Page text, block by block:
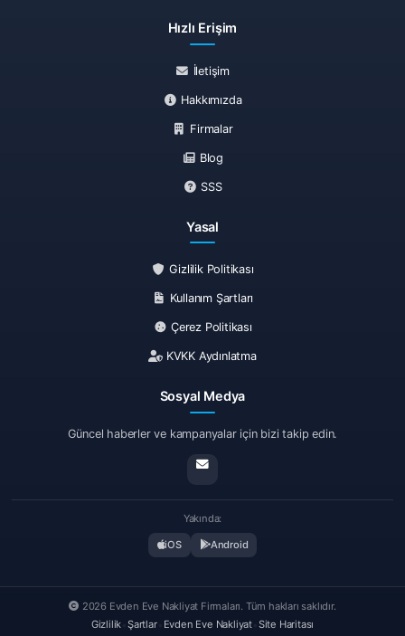
Hızlı Erişim
İletişim
Hakkımızda
Firmalar
Blog
SSS
Yasal
Gizlilik Politikası
Kullanım Şartları
Çerez Politikası
KVKK Aydınlatma
Sosyal Medya
Güncel haberler ve kampanyalar için bizi takip edin.
Yakında:
iOS Android
2026 Evden Eve Nakliyat Firmaları. Tüm hakları saklıdır.
Gizlilik •Şartlar• Evden Eve Nakliyat• Site Haritası